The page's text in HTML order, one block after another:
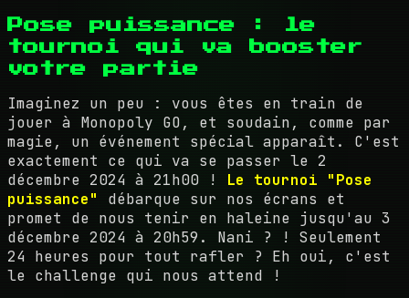
Pose puissance : le
tournoi qui va booster
votre partie
Imaginez un peu : vous êtes en train de
jouer à Monopoly GO, et soudain, comme par
magie, un événement spécial apparaît. C'est
exactement ce qui va se passer le 2
décembre 2024 à 21h00 ! Le tournoi "Pose
puissance"
débarque sur nos écrans et
promet de nous tenir en haleine jusqu'au 3
décembre 2024 à 20h59. Nani ? ! Seulement
24 heures pour tout rafler ? Eh oui, c'est
le challenge qui nous attend !